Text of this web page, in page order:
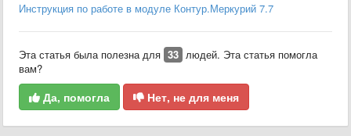
Инструкция по работе в модуле Контур.Меркурий 7.7
Эта статья была полезна для 33 людей. Эта статья помогла
вам?
Да, помогла Нет, не для меня